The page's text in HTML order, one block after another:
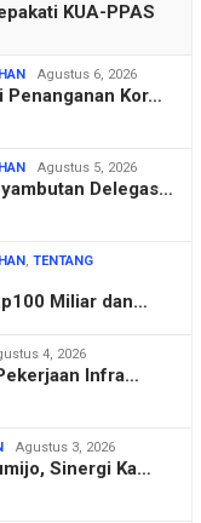
KUA-PPAS
Agustus 6, 2026
Penanganan Kor…
Agustus 5, 2026
Delegas…
, TENTANG
Miliar dan…
4, 2026
Infra…
Agustus 3, 2026
Sinergi Ka…